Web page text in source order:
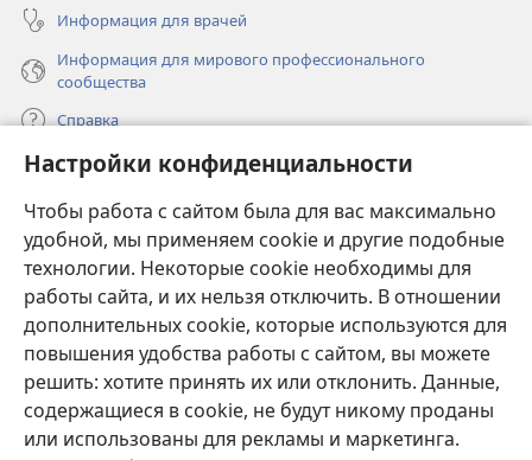
Настройки конфиденциальности
Чтобы работа с сайтом была для вас максимально
удобной, мы применяем cookie и другие подобные
технологии. Некоторые cookie необходимы для
работы сайта, и их нельзя отключить. В отношении
дополнительных cookie, которые используются для
повышения удобства работы с сайтом, вы можете
решить: хотите принять их или отклонить. Данные,
содержащиеся в cookie, не будут никому проданы
или использованы для рекламы и маркетинга.
Информация для врачей
Информация для мирового профессионального
сообщества
Справка
Пожертвования
в
новом
окне)
ОНЛАЙН-БИБЛИОТЕКА Сторожевой башни
(открывается
новом
окне)
JW Hub®
(открывается
в
новом
окне)
JW Library ®
Watchtower Library